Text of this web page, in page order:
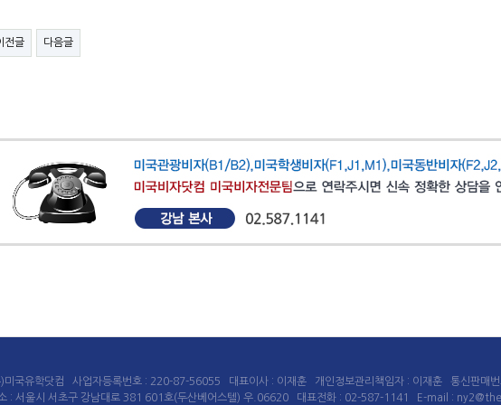
전글 다음글
미국유학닷컴 사업자등록번호 : 220-87-56055 대표이사 : 이재훈 개인정보관리책임자 : 이재훈 통신판매
: 서울시 서초구 강남대로 381 601호(두산베어스텔) 우.06620 대표전화 : 02-587-1141 E-mail :